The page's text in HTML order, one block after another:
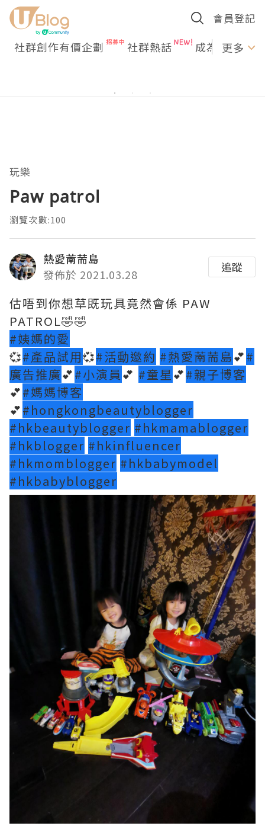
會員登記
社群創作有價企劃 社群熱話 成為U更多
玩樂
Paw patrol
瀏覽次數:100
熱愛萳荋島
發佈於 2021.03.28
追蹤
估唔到你想草既玩具竟然會係 PAW
PATROL🤣🤣
#姨媽的愛
💞#產品試用💞#活動邀約 #熱愛萳荋島💕#
廣告推廣💕#小演員 💕 #童星 💕#親子博客
💕#媽媽博客
💕#hongkongbeautyblogger
#hkbeautyblogger #hkmamablogger
#hkblogger #hkinfluencer
#hkmomblogger #hkbabymodel
#hkbabyblogger